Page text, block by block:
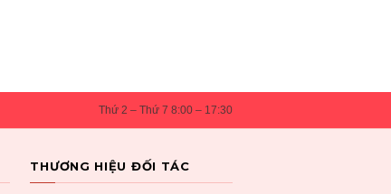
Thứ 2 – Thứ 7 8:00 – 17:30
THƯƠNG HIỆU ĐỐI TÁC